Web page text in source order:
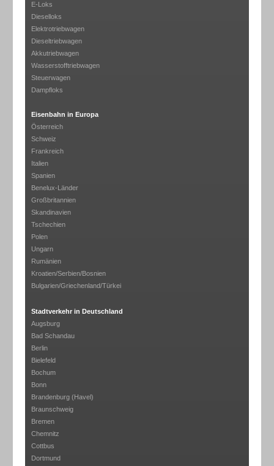
E-Loks
Dieselloks
Elektrotriebwagen
Dieseltriebwagen
Akkutriebwagen
Wasserstofftriebwagen
Steuerwagen
Dampfloks
Eisenbahn in Europa
Österreich
Schweiz
Frankreich
Italien
Spanien
Benelux-Länder
Großbritannien
Skandinavien
Tschechien
Polen
Ungarn
Rumänien
Kroatien/Serbien/Bosnien
Bulgarien/Griechenland/Türkei
Stadtverkehr in Deutschland
Augsburg
Bad Schandau
Berlin
Bielefeld
Bochum
Bonn
Brandenburg (Havel)
Braunschweig
Bremen
Chemnitz
Cottbus
Dortmund